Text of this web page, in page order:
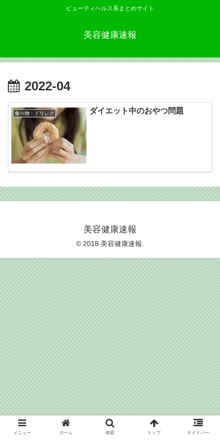
ビューティヘルス系まとめサイト
美容健康速報
2022-04
食べ物・ドリンク ダイエット中のおやつ問題
美容健康速報
© 2018 美容健康速報.
メニュー ホーム 検索 トップ サイドバー